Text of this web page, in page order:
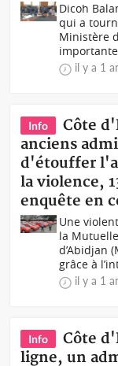
Dicoh
qui a
Ministère
il y a 1
Info
Côte
anciens
d'étouffer
la violence,
enquête en
Une
la
d’Abidjan
grâce à
il y a 1
Info
Côte
ligne, un